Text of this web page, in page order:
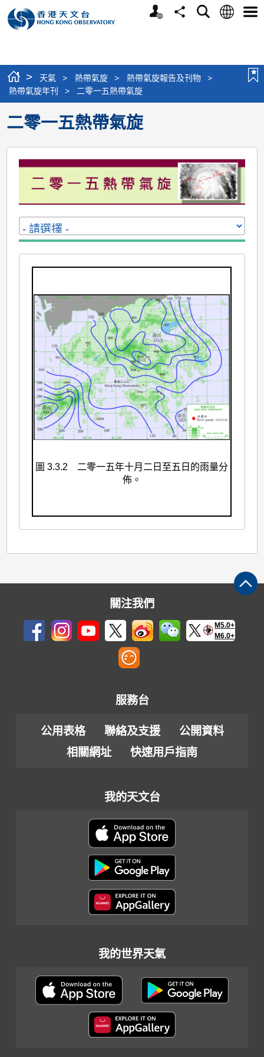
個
分
搜
語
選
> 天氣 > 熱帶氣旋 > 熱帶氣旋報告及刊物
>
熱帶氣旋年刊
> 二零一五熱帶氣旋
二零一五熱帶氣旋
圖 3.3.2 二零一五年十月二日至五日的雨量分
佈。
關注我們
M5.0+
M6.0+
服務台
公用表格 聯絡及支援
公開資料
相關網址
快速用戶指南
我的天文台
我的世界天氣